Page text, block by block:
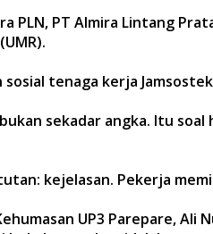
PLN, PT Almira Lintang
tenaga kerja
sekadar angka. Itu
kejelasan. Pekerja
UP3 Parepare,